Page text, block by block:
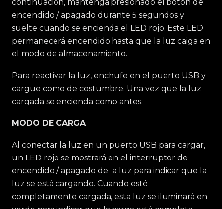
continuación, mantenga presionado el botón de
encendido / apagado durante 5 segundos y
suelte cuando se encienda el LED rojo. Este LED
permanecerá encendido hasta que la luz caiga en
el modo de almacenamiento.
Para reactivar la luz, enchufe en el puerto USB y
cargue como de costumbre. Una vez que la luz
cargada se encienda como antes.
MODO DE CARGA
Al conectar la luz en un puerto USB para cargar,
un LED rojo se mostrará en el interruptor de
encendido / apagado de la luz para indicar que la
luz se está cargando. Cuando esté
completamente cargada, esta luz se iluminará en